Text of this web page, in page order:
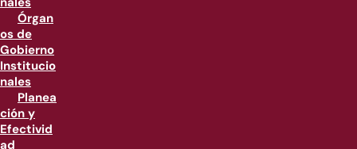
Órgan
os de
Gobierno
Institucio
nales
Planea
ción y
Efectivid
ad